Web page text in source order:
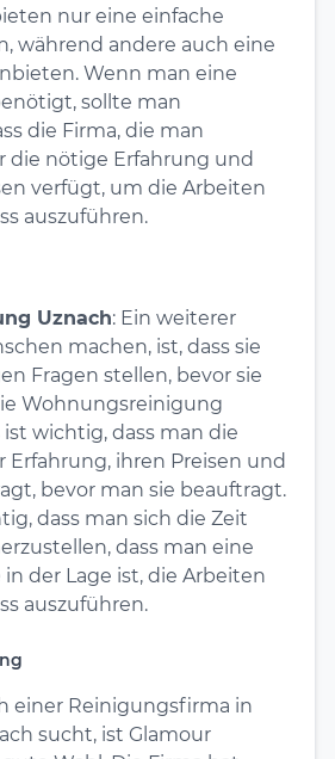
nur eine einfache
während andere auch eine
Wenn man eine
sollte man
die Firma, die man
die nötige Erfahrung und
verfügt, um die Arbeiten
auszuführen.
Uznach: Ein weiterer
machen, ist, dass sie
Fragen stellen, bevor sie
Wohnungsreinigung
ist wichtig, dass man die
Erfahrung, ihren Preisen und
bevor man sie beauftragt.
dass man sich die Zeit
dass man eine
der Lage ist, die Arbeiten
auszuführen.
einer Reinigungsfirma in
sucht, ist Glamour